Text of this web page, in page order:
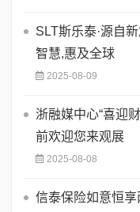
SLT斯乐泰·源自
智慧,惠及全球
2025-08-09
浙融媒中心“喜迎
前欢迎您来观展
2025-08-08
信泰保险如意恒